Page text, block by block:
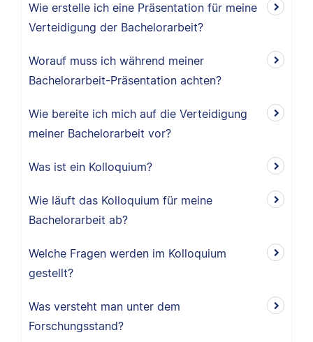
Wie erstelle ich eine Präsentation für meine
Verteidigung der Bachelorarbeit?
Worauf muss ich während meiner
Bachelorarbeit-Präsentation achten?
Wie bereite ich mich auf die Verteidigung
meiner Bachelorarbeit vor?
Was ist ein Kolloquium?
Wie läuft das Kolloquium für meine
Bachelorarbeit ab?
Welche Fragen werden im Kolloquium
gestellt?
Was versteht man unter dem
Forschungsstand?